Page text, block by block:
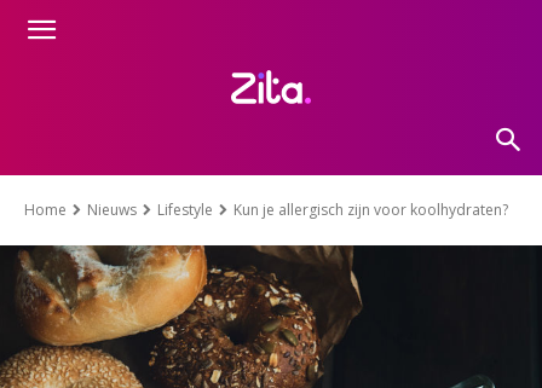
Home Nieuws Lifestyle Kun je allergisch zijn voor koolhydraten?